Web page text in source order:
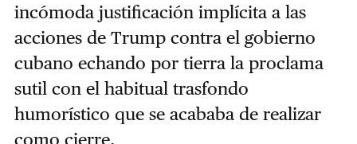
incómoda justificación implícita a las
acciones de Trump contra el gobierno
cubano echando por tierra la proclama
sutil con el habitual trasfondo
humorístico que se acababa de realizar
como cierre.